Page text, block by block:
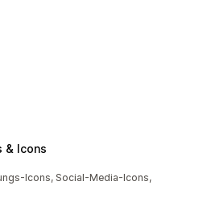
& Icons
Icons, Social-Media-Icons,